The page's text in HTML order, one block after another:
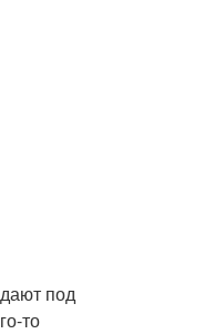
под
то